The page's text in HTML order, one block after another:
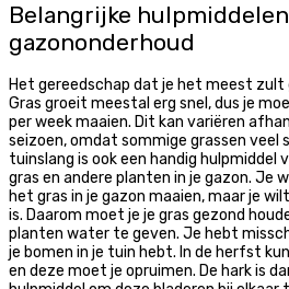
Belangrijke
gazononderhoud
Het gereedschap dat je het meest zult
Gras groeit meestal erg snel, dus je
per week maaien. Dit kan variëren
seizoen, omdat sommige grassen veel
tuinslang is ook een handig hulpmiddel
gras en andere planten in je gazon. Je
het gras in je gazon maaien, maar je
is. Daarom moet je je gras gezond
planten water te geven. Je hebt
je bomen in je tuin hebt. In de herfst
en deze moet je opruimen. De hark is